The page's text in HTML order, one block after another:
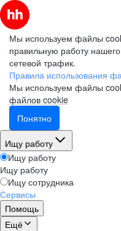
Мы используем файлы
правильную работу
сетевой трафик.
Правила использования
Мы используем файлы
файлов cookie
Понятно
Ищу работу
Ищу работу
Ищу работу
Ищу сотрудника
Сервисы
Помощь
Ещё